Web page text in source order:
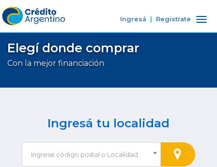
Ingresá Registrate
Elegí donde comprar
Con la mejor financiación
Ingresá tu localidad
Ingrese código postal o Localidad